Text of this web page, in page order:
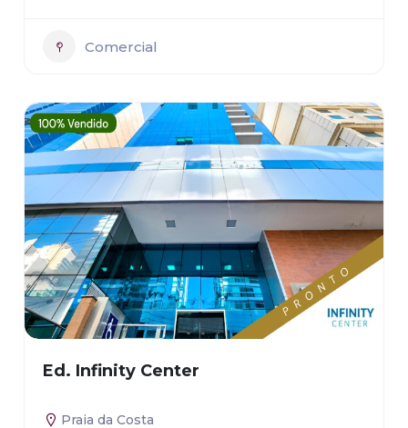
Comercial
Ed. Infinity Center
Praia da Costa